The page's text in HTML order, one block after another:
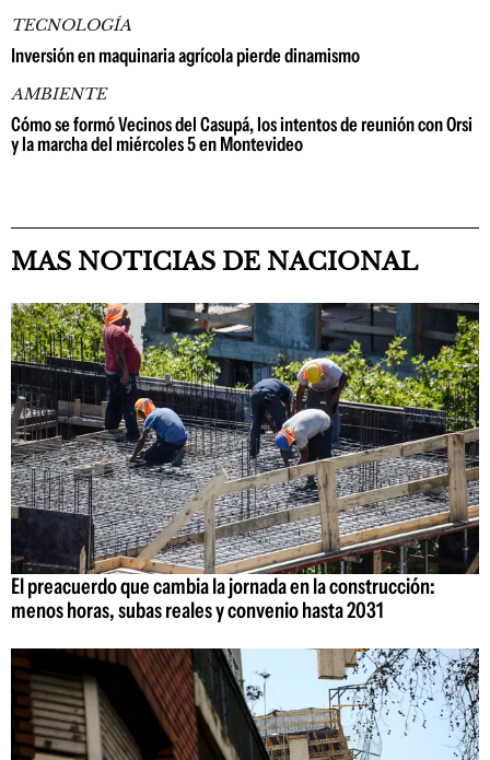
TECNOLOGÍA
Inversión en maquinaria agrícola pierde dinamismo
AMBIENTE
Cómo se formó Vecinos del Casupá, los intentos de reunión con Orsi
y la marcha del miércoles 5 en Montevideo
MAS NOTICIAS DE NACIONAL
El preacuerdo que cambia la jornada en la construcción:
menos horas, subas reales y convenio hasta 2031